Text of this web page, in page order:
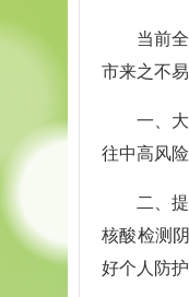
当前
市来之不
一、
往中高风
二、
核酸检测
好个人防